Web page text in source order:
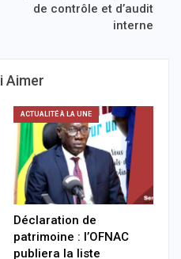
de contrôle et d’audit
interne
Aimer
ACTUALITÉ À LA UNE
Déclaration de
patrimoine : l’OFNAC
publiera la liste